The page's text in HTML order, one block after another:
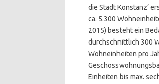
die Stadt Konstanz’
ca. 5.300
2015) besteht ein
durchschnittlich 300
Wohneinheiten pro
Einheiten bis max.